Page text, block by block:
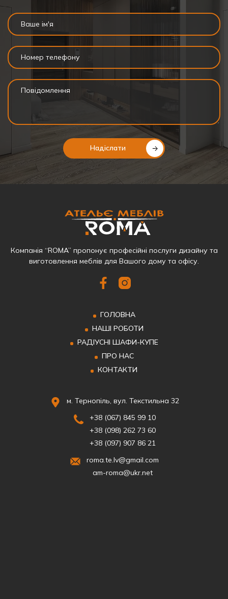
Надіслати
Компанія “ROMA” пропонує професійні послуги дизайну та
виготовлення меблів для Вашого дому та офісу.
ГОЛОВНА
НАШІ РОБОТИ
РАДІУСНІ ШАФИ-КУПЕ
ПРО НАС
КОНТАКТИ
м. Тернопіль, вул. Текстильна 32
+38 (067) 845 99 10
+38 (098) 262 73 60
+38 (097) 907 86 21
roma.te.lv@gmail.com
am-roma@ukr.net